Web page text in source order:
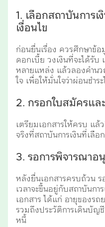
1. เลือกสถาบันการ
เงื่อนไข
ก่อนยื่นเรื่อง ควรศึกษาข้
ดอกเบี้ย วงเงินที่จะได้รับ
หลายแหล่ง แล้วลองคำน
ใจ เพื่อให้มั่นใจว่าผ่อนชำ
2. กรอกใบสมัครแล
เตรียมเอกสารให้ครบ แ
จริงที่สถาบันการเงินที่เลือก
3. รอการพิจารณาอ
หลังยื่นเอกสารครบถ้วน ร
เวลาจะขึ้นอยู่กับสถาบันก
เอกสาร ได้แก่ อายุของร
รวมถึงประวัติการเดินบัญชี
หนี้